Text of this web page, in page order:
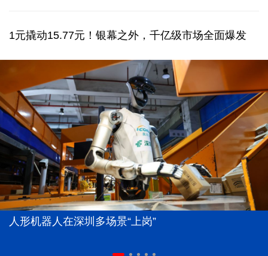
1元撬动15.77元！银幕之外，千亿级市场全面爆发
人形机器人在深圳多场景“上岗”